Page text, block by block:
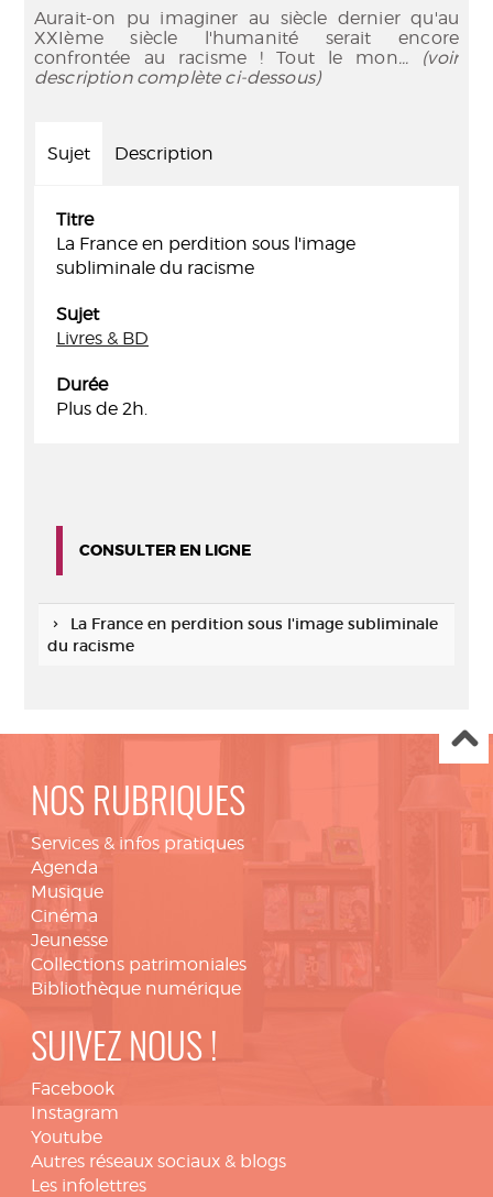
Aurait-on pu imaginer au siècle dernier qu'au
XXIème siècle l'humanité serait encore
confrontée au racisme ! Tout le mon... (voir
description complète ci-dessous)
Sujet Description
Titre
La France en perdition sous l'image
subliminale du racisme
Sujet
Livres & BD
Durée
Plus de 2h.
CONSULTER EN LIGNE
La France en perdition sous l'image subliminale
du racisme
NOS RUBRIQUES
Services & infos pratiques
Agenda
Musique
Cinéma
Jeunesse
Collections patrimoniales
Bibliothèque numérique
SUIVEZ NOUS !
Facebook
Instagram
Youtube
Autres réseaux sociaux & blogs
Les infolettres